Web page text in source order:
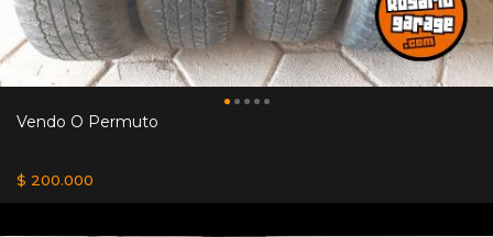
Vendo O Permuto
$ 200.000